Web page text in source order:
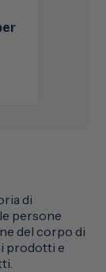
di
persone
del corpo di
i prodotti e